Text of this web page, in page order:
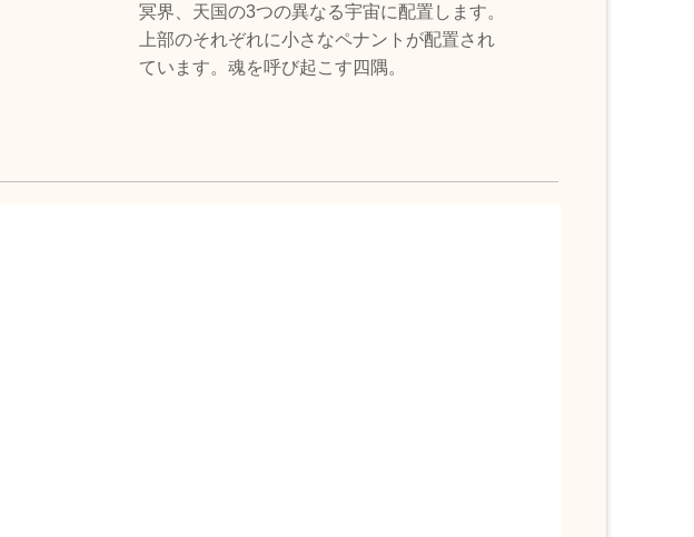
冥界、天国の3つの異なる宇宙に配置します。
上部のそれぞれに小さなペナントが配置され
ています。魂を呼び起こす四隅。